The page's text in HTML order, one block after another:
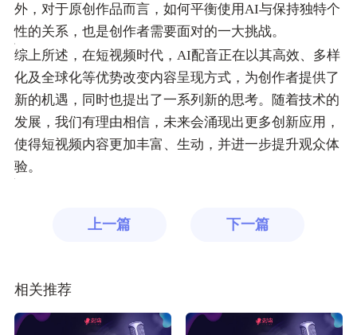
外，对于原创作品而言，如何平衡使用AI与保持独特个
性的关系，也是创作者需要面对的一大挑战。
综上所述，在短视频时代，AI配音正在以其高效、多样
化及全球化等优势改变内容呈现方式，为创作者提供了
新的机遇，同时也提出了一系列新的思考。随着技术的
发展，我们有理由相信，未来会涌现出更多创新应用，
使得短视频内容更加丰富、生动，并进一步提升观众体
验。
上一篇 下一篇
相关推荐